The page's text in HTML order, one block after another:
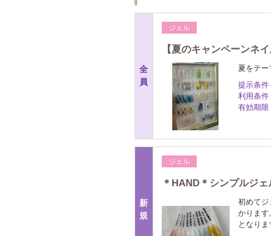
全
員
ジェル
【夏のキャンペーンネ
夏をテー
提示条件
利用条件
有効期限
新
規
ジェル
＊HAND＊シンプルジ
初めてジ
かります
となりま